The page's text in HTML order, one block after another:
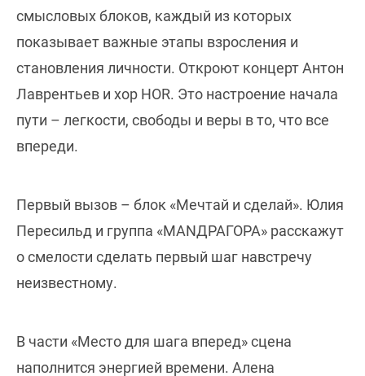
смысловых блоков, каждый из которых
показывает важные этапы взросления и
становления личности. Откроют концерт Антон
Лаврентьев и хор HOR. Это настроение начала
пути – легкости, свободы и веры в то, что все
впереди.
Первый вызов – блок «Мечтай и сделай». Юлия
Пересильд и группа «МАNДРАГОРА» расскажут
о смелости сделать первый шаг навстречу
неизвестному.
В части «Место для шага вперед» сцена
наполнится энергией времени. Алена